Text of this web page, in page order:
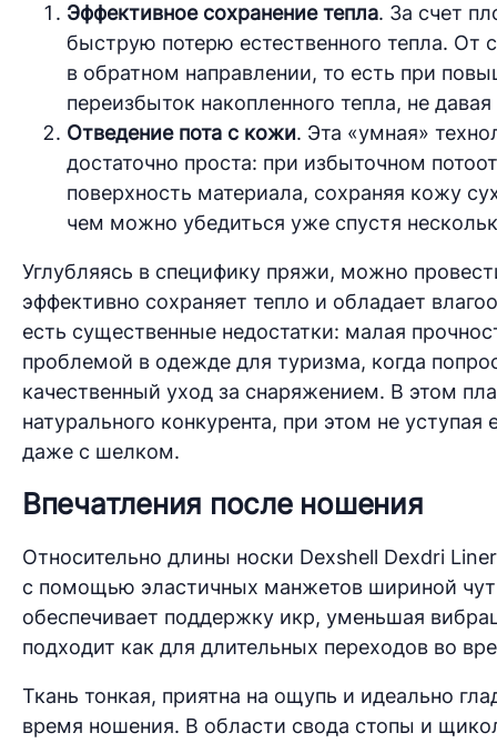
Эффективное сохранение тепла. За счет
быструю потерю естественного тепла. От
в обратном направлении, то есть при
переизбыток накопленного тепла, не
Отведение пота с кожи. Эта «умная»
достаточно проста: при избыточном
поверхность материала, сохраняя кожу
чем можно убедиться уже спустя
Углубляясь в специфику пряжи, можно
эффективно сохраняет тепло и обладает
есть существенные недостатки: малая
проблемой в одежде для туризма, когда
качественный уход за снаряжением. В этом
натурального конкурента, при этом не
даже с шелком.
Впечатления после ношения
Относительно длины носки Dexshell Dexdri
с помощью эластичных манжетов шириной
обеспечивает поддержку икр, уменьшая
подходит как для длительных переходов во
Ткань тонкая, приятна на ощупь и идеально
время ношения. В области свода стопы и